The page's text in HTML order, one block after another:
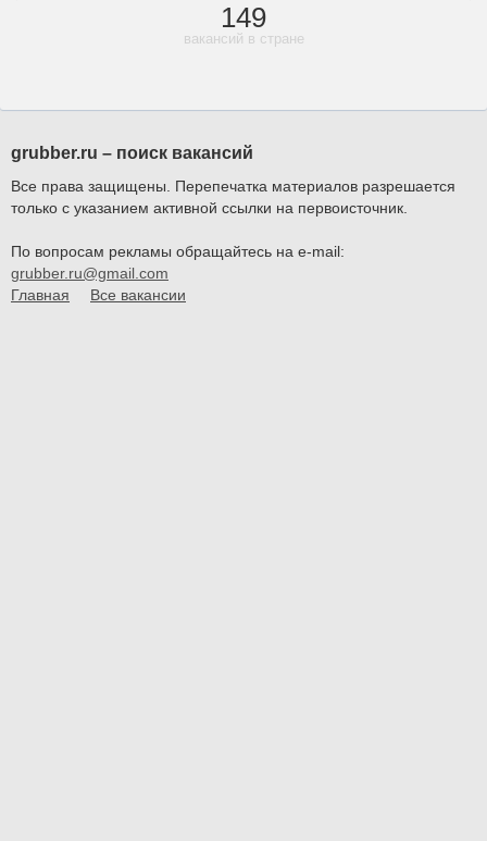
149
вакансий в стране
grubber.ru – поиск вакансий
Все права защищены. Перепечатка материалов разрешается
только с указанием активной ссылки на первоисточник.
По вопросам рекламы обращайтесь на e-mail:
grubber.ru@gmail.com
Главная
Все вакансии